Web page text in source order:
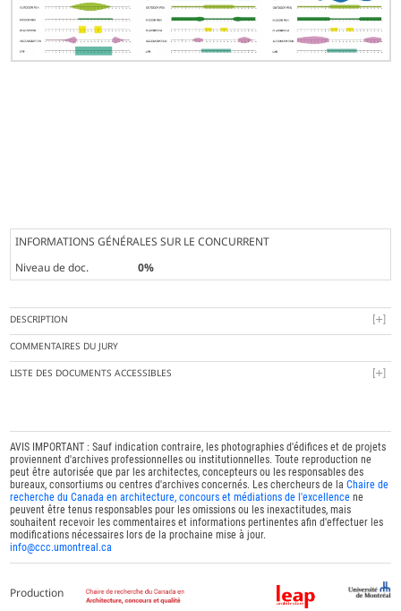
INFORMATIONS GÉNÉRALES SUR LE CONCURRENT
Niveau de doc.
0%
DESCRIPTION
COMMENTAIRES DU JURY
LISTE DES DOCUMENTS ACCESSIBLES
AVIS IMPORTANT : Sauf indication contraire, les photographies d'édifices et de projets
proviennent d'archives professionnelles ou institutionnelles. Toute reproduction ne
peut être autorisée que par les architectes, concepteurs ou les responsables des
bureaux, consortiums ou centres d'archives concernés. Les chercheurs de laChaire de
recherche du Canada en architecture, concours et médiations de l'excellence ne
peuvent être tenus responsables pour les omissions ou les inexactitudes, mais
souhaitent recevoir les commentaires et informations pertinentes afin d'effectuer les
modifications nécessaires lors de la prochaine mise à jour.
info@ccc.umontreal.ca
Production